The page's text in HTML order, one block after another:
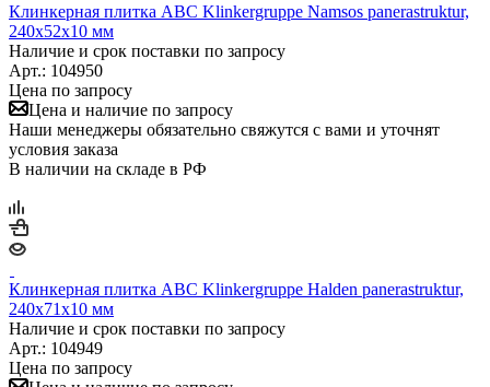
Клинкерная плитка ABC Klinkergruppe Namsos panerastruktur,
240х52х10 мм
Наличие и срок поставки по запросу
Арт.: 104950
Цена по запросу
Цена и наличие по запросу
Наши менеджеры обязательно свяжутся с вами и уточнят
условия заказа
В наличии на складе в РФ
Клинкерная плитка ABC Klinkergruppe Halden panerastruktur,
240х71х10 мм
Наличие и срок поставки по запросу
Арт.: 104949
Цена по запросу